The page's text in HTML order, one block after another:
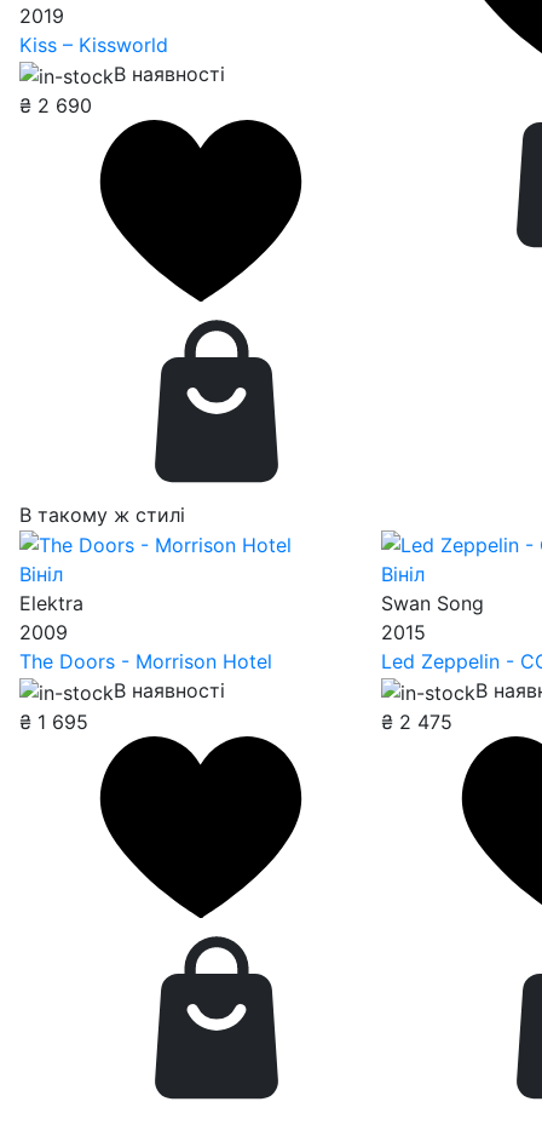
2019
Kiss – Kissworld
В наявності
₴ 2 690
В такому ж стилі
Вініл
Elektra
2009
The Doors - Morrison Hotel
В наявності
₴ 1 695
Вініл
Swan Song
2015
Led Zeppelin -
В
₴ 2 475